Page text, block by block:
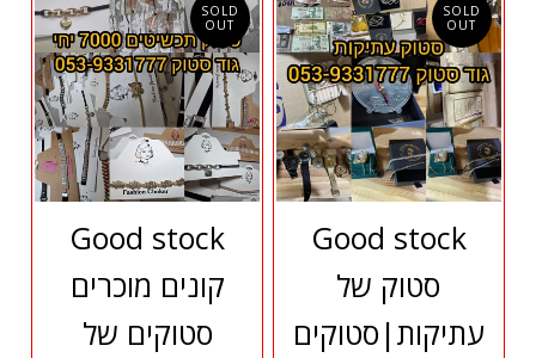
SOLD
OUT
Good stock
קונים מוכרים
סטוקים של
SOLD
OUT
Good stock
סטוק של
עתיקות|סטוקים